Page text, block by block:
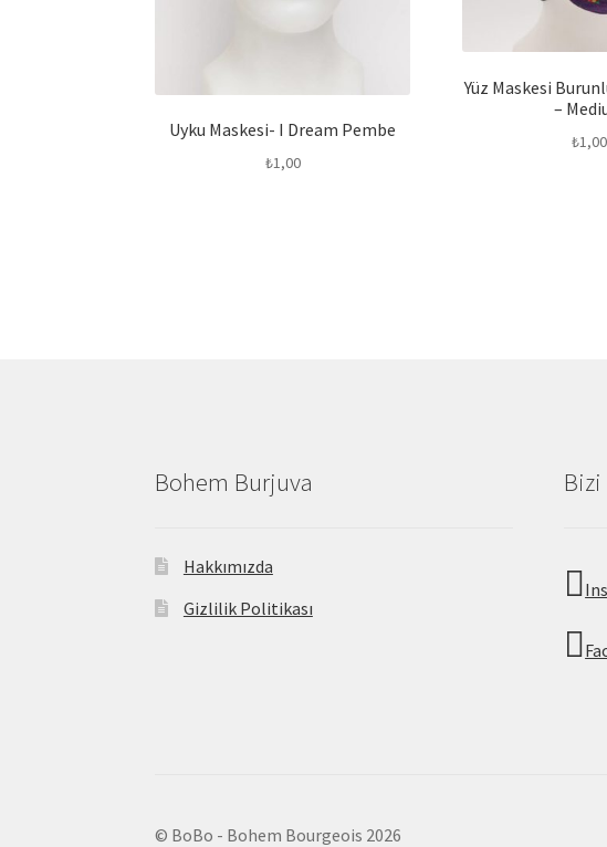
Uyku Maskesi- I Dream Pembe
₺1,00
Yüz Maskesi
–
₺1,00
Bohem Burjuva
Hakkımızda
Gizlilik Politikası
© BoBo - Bohem Bourgeois 2026